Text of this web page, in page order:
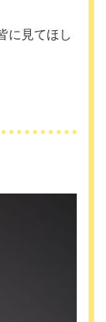
に見てほし